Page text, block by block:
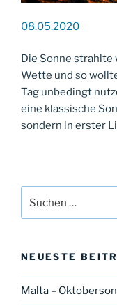
08.05.2020
Die Sonne strahlte
Wette und so
Tag unbedingt
eine klassische
sondern in erster
nach:
NEUESTE
Malta –